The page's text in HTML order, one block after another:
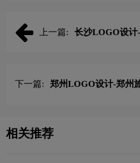
上一篇: 长沙LOGO设计
下一篇: 郑州LOGO设计-郑州
相关推荐